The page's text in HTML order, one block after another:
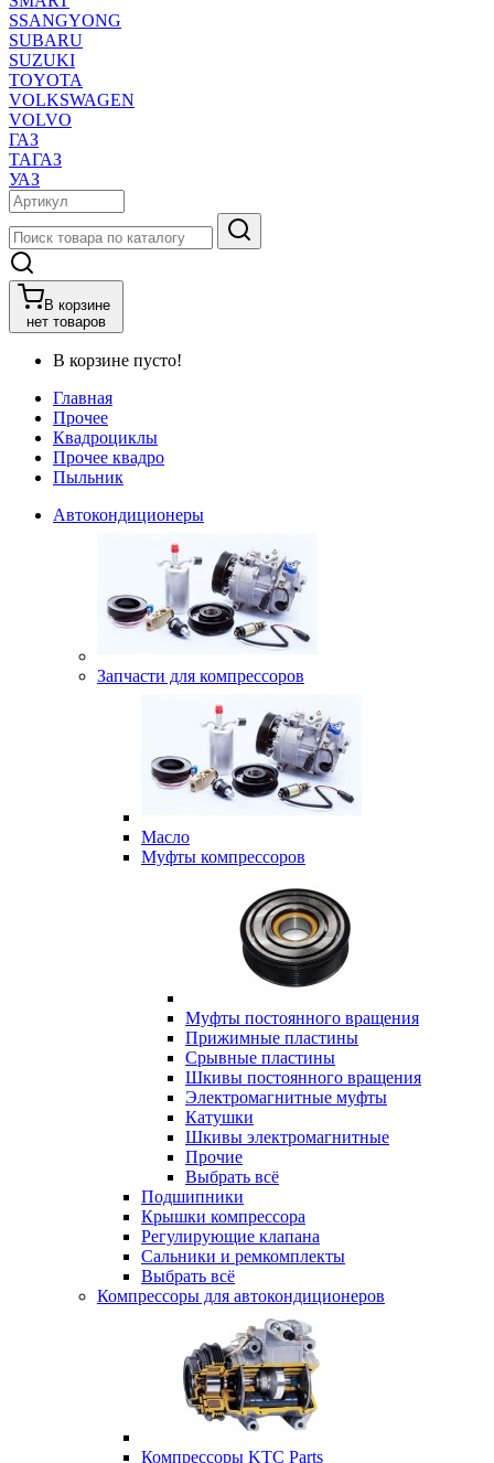
SSANGYONG
SUBARU
SUZUKI
TOYOTA
VOLKSWAGEN
VOLVO
ГАЗ
ТАГАЗ
УАЗ
В корзине
нет товаров
В корзине пусто!
Главная
Прочее
Квадроциклы
Прочее квадро
Пыльник
Автокондиционеры
Запчасти для компрессоров
Масло
Муфты компрессоров
Муфты постоянного вращения
Прижимные пластины
Срывные пластины
Шкивы постоянного вращения
Электромагнитные муфты
Катушки
Шкивы электромагнитные
Прочие
Выбрать всё
Подшипники
Крышки компрессора
Регулирующие клапана
Сальники и ремкомплекты
Выбрать всё
Компрессоры для автокондиционеров
Компрессоры KTC Parts